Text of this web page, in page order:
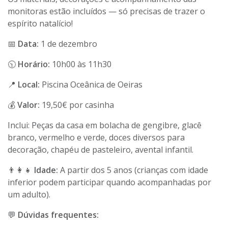
monitoras estão incluídos — só precisas de trazer o
espírito natalício!
📅 Data: 1 de dezembro
🕥 Horário: 10h00 às 11h30
📍 Local: Piscina Oceânica de Oeiras
💰Valor: 19,50€ por casinha
Inclui: Peças da casa em bolacha de gengibre, glacê
branco, vermelho e verde, doces diversos para
decoração, chapéu de pasteleiro, avental infantil.
👨‍👩‍👧 Idade: A partir dos 5 anos (crianças com idade
inferior podem participar quando acompanhadas por
um adulto).
💬 Dúvidas frequentes: